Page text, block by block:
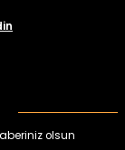
olsun